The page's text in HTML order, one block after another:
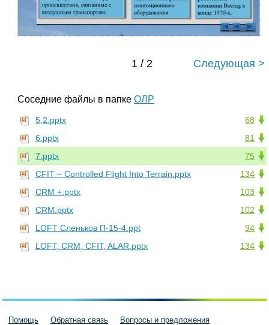
1 / 2 Следующая >
Соседние файлы в папке ОЛР
68
5,2.pptx
81
6.pptx
75
7.pptx
134
CFIT – Controlled Flight Into Terrain.pptx
103
CRM +.pptx
102
CRM.pptx
94
LOFT Сленьков П-15-4.ppt
134
LOFT, CRM, CFIT, ALAR.pptx
Помощь Обратная связь Вопросы и предложения